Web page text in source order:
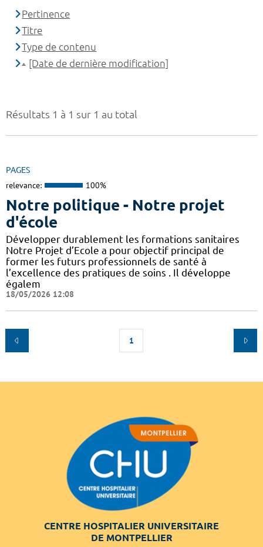
Résultats 1 à 1 sur 1 au total
PAGES
relevance: 100%
Notre politique - Notre projet
d'école
Développer durablement les formations sanitaires
Notre Projet d’Ecole a pour objectif principal de
former les futurs professionnels de santé à
l’excellence des pratiques de soins . Il développe
égalem
18/05/2026 12:08
1
Pertinence
Titre
Type de contenu
[Date de dernière modification]
CENTRE HOSPITALIER UNIVERSITAIRE
DE MONTPELLIER